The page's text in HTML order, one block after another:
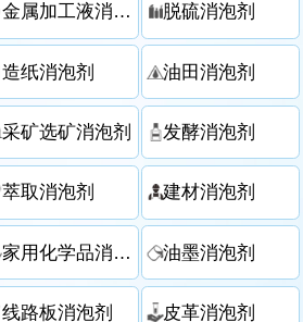
金属加工液消泡剂 脱硫消泡剂
造纸消泡剂 油田消泡剂
采矿选矿消泡剂 发酵消泡剂
萃取消泡剂 建材消泡剂
家用化学品消泡剂 油墨消泡剂
线路板消泡剂 皮革消泡剂